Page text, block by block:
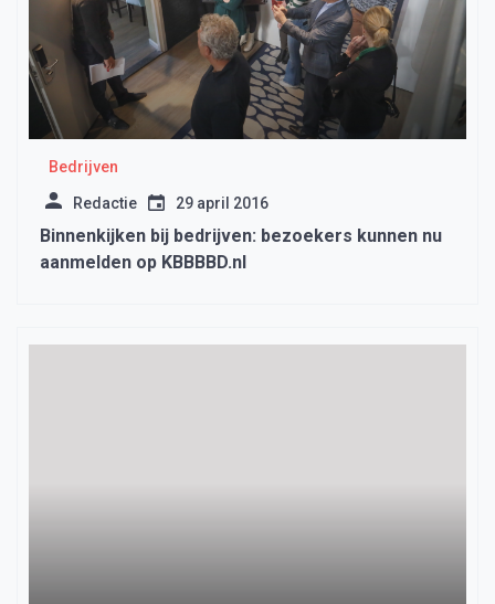
Bedrijven
Redactie 29 april 2016
Binnenkijken bij bedrijven: bezoekers kunnen nu
aanmelden op KBBBBD.nl